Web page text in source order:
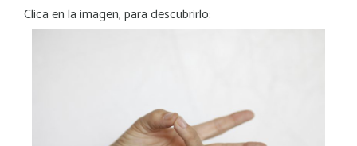
Clica en la imagen, para descubrirlo: